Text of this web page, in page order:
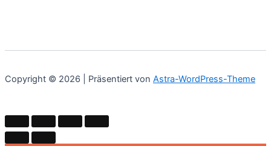
Copyright © 2026 | Präsentiert von Astra-WordPress-Theme